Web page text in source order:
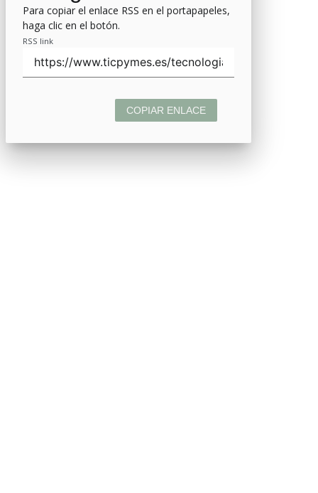
Para copiar el enlace RSS en el portapapeles,
haga clic en el botón.
RSS link
COPIAR ENLACE